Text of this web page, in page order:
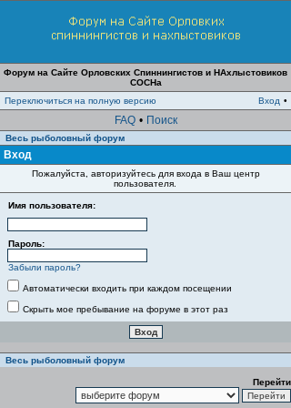
Форум на Сайте Орловских Спиннингистов и НАхлыстовиков
СОСНа
Переключиться на полную версию
Вход •
FAQ • Поиск
Весь рыболовный форум
Вход
Пожалуйста, авторизуйтесь для входа в Ваш центр
пользователя.
Имя пользователя:
Пароль:
Забыли пароль?
Автоматически входить при каждом посещении
Скрыть мое пребывание на форуме в этот раз
Весь рыболовный форум
Перейти